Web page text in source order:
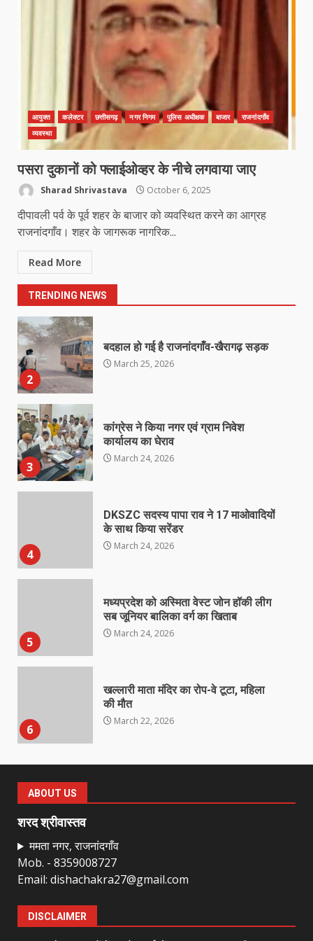
आयुक्त कलेक्टर छत्तीसगढ़ नगर निगम पुलिस अधीक्षक बाजार
राजनांदगाँव
व्यवस्था
पसरा दुकानों को फ्लाईओव्हर के नीचे लगवाया जाए
Sharad Shrivastava October 6, 2025
दीपावली पर्व के पूर्व शहर के बाजार को व्यवस्थित करने का आग्रह
राजनांदगाँव। शहर के जागरूक नागरिक...
Read More
TRENDING NEWS
सब जूनियर बालिका वर्ग का खिताब
March 24, 2026
6
खल्लारी माता मंदिर का रोप-वे टूटा, महिला
की मौत
March 22, 2026
राष्ट्रीय पवार क्षत्रिय महासभा भारत की
सामान्य सभा डोंगरगढ़ में कल
March 21, 2026
1
March 25, 2026
2
बदहाल हो गई है राजनांदगाँव-खैरागढ़ सड़क
March 25, 2026
3
कांग्रेस ने किया नगर एवं ग्राम निवेश
कार्यालय का घेराव
March 24, 2026
4
DKSZC सदस्य पापा राव ने 17 माओवादियों
के साथ किया सरेंडर
March 24, 2026
5
मध्यप्रदेश को अस्मिता वेस्ट जोन हॉकी लीग
सब जूनियर बालिका वर्ग का खिताब
March 24, 2026
6
खल्लारी माता मंदिर का रोप-वे टूटा, महिला
की मौत
March 22, 2026
7
1
नाबालिक के प्रसव मामले में फरार आरोपी के
संबंध में इनाम की उद्घोषना
ABOUT US
शरद श्रीवास्तव
ममता नगर, राजनांदगाँव
Mob. - 8359008727
Email: dishachakra27@gmail.com
DISCLAIMER